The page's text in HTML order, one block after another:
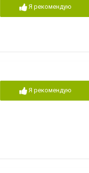
Я рекомендую
Я рекомендую